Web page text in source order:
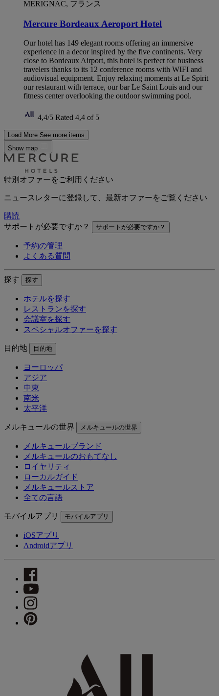
MERIGNAC, フランス
Mercure Bordeaux Aeroport Hotel
Our hotel has 149 elegant rooms offering an immersive
experience in a decor inspired by the five continents. Very
close to Bordeaux Airport, this hotel is perfect for business
travelers thanks to its 12 conference rooms with WIFI and
audiovisual equipment. Enjoy relaxing moments at Le Spirit
our restaurant with terrace, our bar Le Saint Louis and our
fitness center overlooking the outdoor swimming pool.
4,4/5 Rated 4,4 of 5
Load More See more items
Show map
特別オファーをご利用ください
ニュースレターに登録して、最新オファーをご覧ください
購読
サポートが必要ですか？
サポートが必要ですか？
予約の管理
よくある質問
探す 探す
ホテルを探す
レストランを探す
会議室を探す
スペシャルオファーを探す
目的地 目的地
ヨーロッパ
アジア
中東
南米
太平洋
メルキュールの世界 メルキュールの世界
メルキュールブランド
メルキュールのおもてなし
ロイヤリティ
ローカルガイド
メルキュールストア
全ての言語
モバイルアプリ モバイルアプリ
iOSアプリ
Androidアプリ